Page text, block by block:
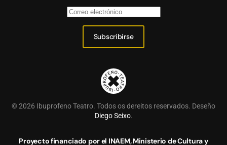
Subscribirse
©2026 Ibuprofeno Teatro. Todos os dereitos reservados. Deseño
Diego Seixo.
Proyecto financiado por el INAEM, Ministerio de Cultura y